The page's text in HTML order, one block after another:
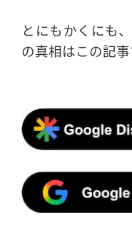
とにもかくにも
の真相はこの記事